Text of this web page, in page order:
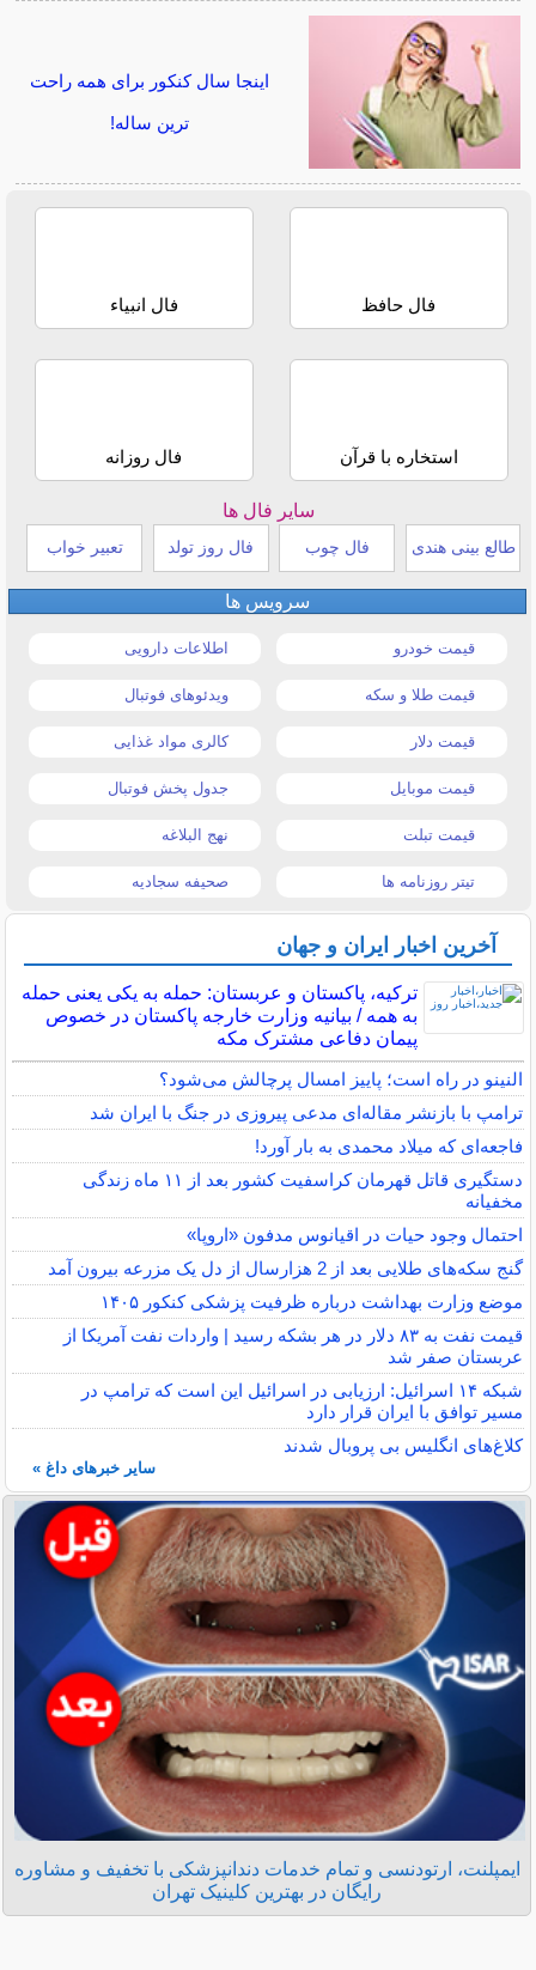
اینجا سال کنکور برای همه راحت
ترین ساله!
فال حافظ فال انبیاء
استخاره با قرآن فال روزانه
سایر فال ها
طالع بینی هندی فال چوب فال روز تولد تعبیر خواب
سرویس ها
قیمت خودرو اطلاعات دارویی
قیمت طلا و سکه ویدئوهای فوتبال
قیمت دلار کالری مواد غذایی
قیمت موبایل جدول پخش فوتبال
قیمت تبلت نهج البلاغه
تیتر روزنامه ها صحیفه سجادیه
آخرین اخبار ایران و جهان
ترکیه، پاکستان و عربستان: حمله به یکی یعنی حمله
به همه / بیانیه وزارت خارجه پاکستان در خصوص
پیمان دفاعی مشترک مکه
النینو در راه است؛ پاییز امسال پرچالش می‌شود؟
ترامپ با بازنشر مقاله‌ای مدعی پیروزی در جنگ با ایران شد
فاجعه‌ای که میلاد محمدی به بار آورد!
دستگیری قاتل قهرمان کراسفیت کشور بعد از ۱۱ ماه زندگی
مخفیانه
احتمال وجود حیات در اقیانوس مدفون «اروپا»
گنج سکه‌های طلایی بعد از 2 هزارسال از دل یک مزرعه بیرون آمد
موضع وزارت بهداشت درباره ظرفیت پزشکی کنکور ۱۴۰۵
قیمت نفت به ۸۳ دلار در هر بشکه رسید | واردات نفت آمریکا از
عربستان صفر شد
شبکه ۱۴ اسرائیل: ارزیابی در اسرائیل این است که ترامپ در
مسیر توافق با ایران قرار دارد
کلاغ‌های انگلیس بی پروبال شدند
سایر خبرهای داغ »
ایمپلنت، ارتودنسی و تمام خدمات دندانپزشکی با تخفیف و مشاوره
رایگان در بهترین کلینیک تهران